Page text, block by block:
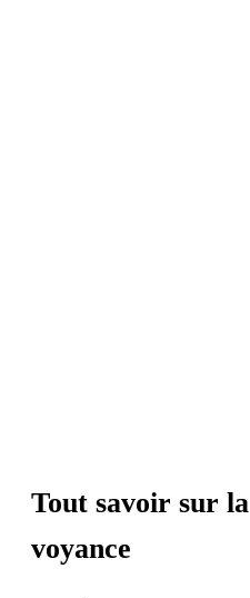
Tout savoir sur la
voyance